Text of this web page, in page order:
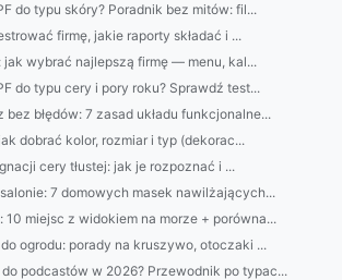
do typu skóry? Poradnik bez mitów: fil...
firmę, jakie raporty składać i ...
wybrać najlepszą firmę — menu, kal...
do typu cery i pory roku? Sprawdź test...
błędów: 7 zasad układu funkcjonalne...
dobrać kolor, rozmiar i typ (dekorac...
cery tłustej: jak je rozpoznać i ...
7 domowych masek nawilżających...
10 miejsc z widokiem na morze + porówna...
ogrodu: porady na kruszywo, otoczaki ...
podcastów w 2026? Przewodnik po typac...